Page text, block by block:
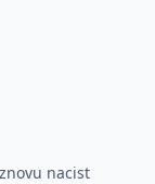
nacist